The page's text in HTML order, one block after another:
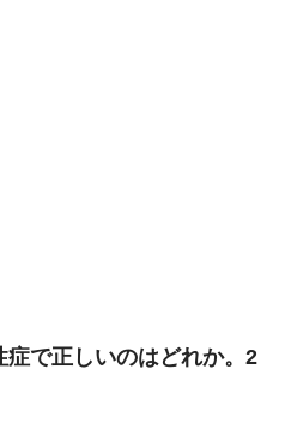
性硬化症についての問題「ま
で正しいのはどれか。2